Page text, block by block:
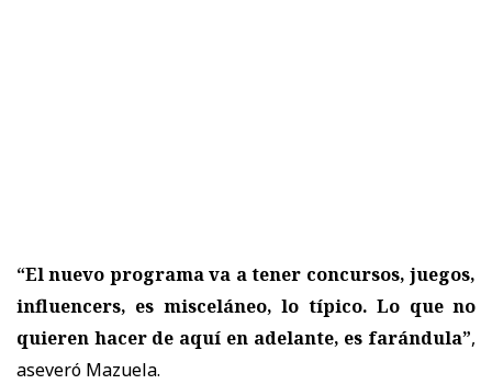
“El nuevo programa va a tener concursos, juegos,
influencers, es misceláneo, lo típico. Lo que no
quieren hacer de aquí en adelante, es farándula”,
aseveró Mazuela.